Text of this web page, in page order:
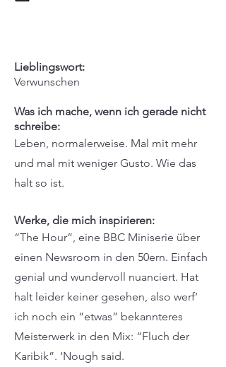
Lieblingswort:
Verwunschen
Was ich mache, wenn ich gerade nicht
schreibe:
Leben, normalerweise. Mal mit mehr
und mal mit weniger Gusto. Wie das
halt so ist.
Werke, die mich inspirieren:
“The Hour”, eine BBC Miniserie über
einen Newsroom in den 50ern. Einfach
genial und wundervoll nuanciert. Hat
halt leider keiner gesehen, also werf’
ich noch ein “etwas” bekannteres
Meisterwerk in den Mix: “Fluch der
Karibik”. ‘Nough said.